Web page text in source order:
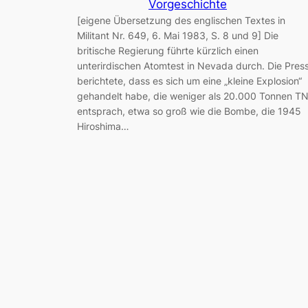
Vorgeschichte
[eigene Übersetzung des englischen Textes in
Militant Nr. 649, 6. Mai 1983, S. 8 und 9] Die
britische Regierung führte kürzlich einen
unterirdischen Atomtest in Nevada durch. Die
berichtete, dass es sich um eine „kleine Explosion“
gehandelt habe, die weniger als 20.000 Tonnen
entsprach, etwa so groß wie die Bombe, die 1945
Hiroshima…